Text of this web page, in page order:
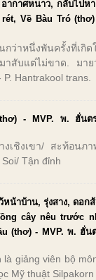
ากาศหนาว, กลับไปห
Về Bàu Tró
กว่าหนึ่งพันครั้งที่เ
าสับแต่ไม่ขาด. ม
Hantrakool trans.
- MVP. พ. ฮั่นต
งเชิงเขา/ สะท้อนภ
Tận đỉnh
หน้าบ้าน, รุ่งสาง, ดอ
cây nêu trước
(thơ) - MVP. พ. ฮั่น
là giảng viên bộ
Mỹ thuật